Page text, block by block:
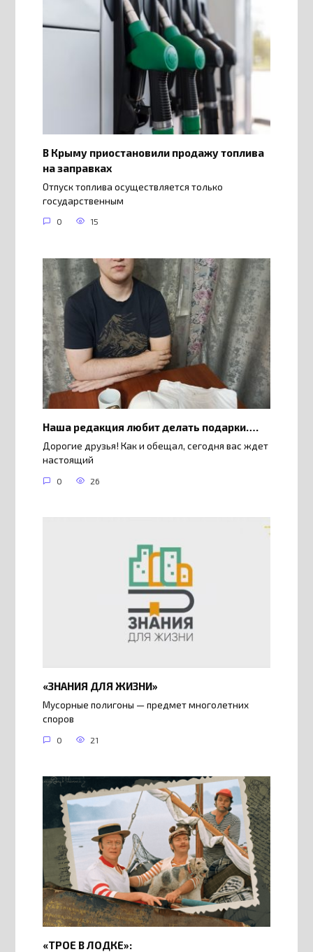
В Крыму приостановили продажу топлива
на заправках
Отпуск топлива осуществляется только
государственным
0 15
Наша редакция любит делать подарки….
Дорогие друзья! Как и обещал, сегодня вас ждет
настоящий
0 26
«ЗНАНИЯ ДЛЯ ЖИЗНИ»
Мусорные полигоны — предмет многолетних
споров
0 21
«ТРОЕ В ЛОДКЕ»: